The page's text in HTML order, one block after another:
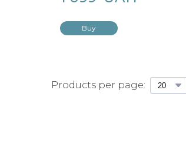
Buy
Products per page: